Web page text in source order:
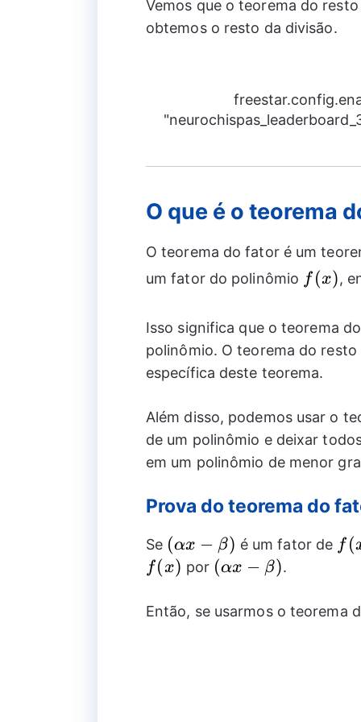
Vemos que o teorema do
obtemos o resto da divisão.
O que é o teorema
O teorema do fator é um
um fator do polinômio f(x)
f (x),
Isso significa que o teorema
polinômio. O teorema do
específica deste teorema.
Além disso, podemos usar o
de um polinômio e deixar
em um polinômio de menor
Prova do teorema do
Se (\alpha
x-
(αx − β) é um fator de f (
f(x) por (\alpha
\beta)
(αx − β).
Então, se usarmos o teorema